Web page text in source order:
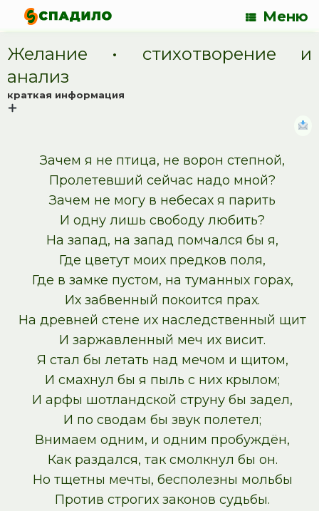
Меню
Желание • cтихотворение и
анализ
краткая информация
Зачем я не птица, не ворон степной,
Пролетевший сейчас надо мной?
Зачем не могу в небесах я парить
И одну лишь свободу любить?
На запад, на запад помчался бы я,
Где цветут моих предков поля,
Где в замке пустом, на туманных горах,
Их забвенный покоится прах.
На древней стене их наследственный щит
И заржавленный меч их висит.
Я стал бы летать над мечом и щитом,
И смахнул бы я пыль с них крылом;
И арфы шотландской струну бы задел,
И по сводам бы звук полетел;
Внимаем одним, и одним пробуждён,
Как раздался, так смолкнул бы он.
Но тщетны мечты, бесполезны мольбы
Против строгих законов судьбы.